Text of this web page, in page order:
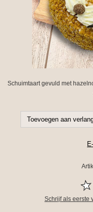
Schuimtaart gevuld met
Schrijf als eerste